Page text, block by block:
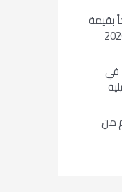
بقيمة
في
سهم من